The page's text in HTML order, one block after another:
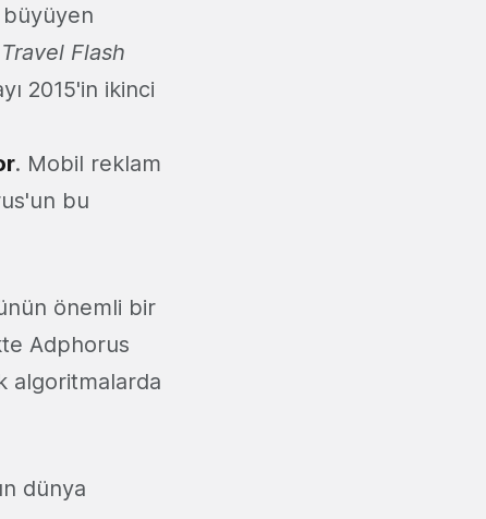
büyüyen
Travel Flash
2015'in ikinci
. Mobil reklam
bu
önemli bir
Adphorus
algoritmalarda
dünya